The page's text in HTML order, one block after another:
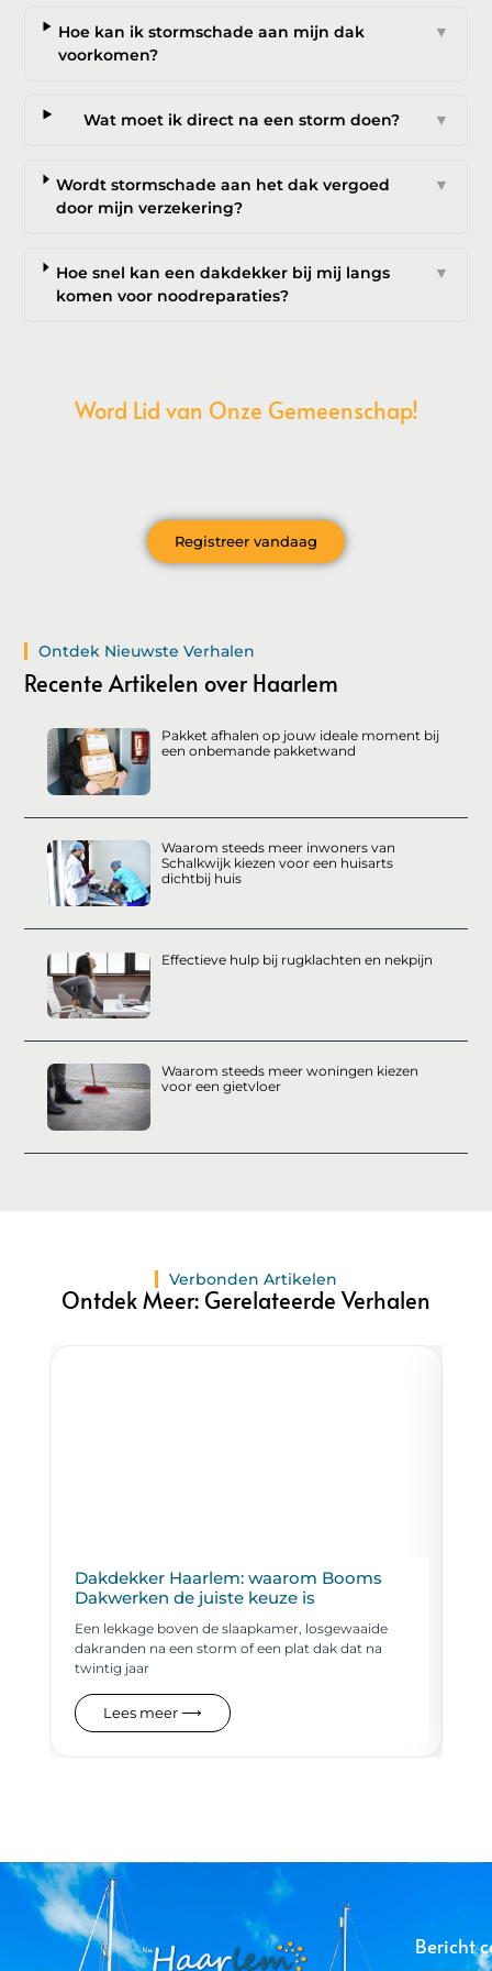
Hoe kan ik stormschade aan mijn dak
voorkomen?
▼
Wat moet ik direct na een storm doen? ▼
Wordt stormschade aan het dak vergoed
door mijn verzekering?
▼
Hoe snel kan een dakdekker bij mij langs
komen voor noodreparaties?
▼
Word Lid van Onze Gemeenschap!
Registreer vandaag
Ontdek Nieuwste Verhalen
Recente Artikelen over Haarlem
Pakket afhalen op jouw ideale moment bij
een onbemande pakketwand
Waarom steeds meer inwoners van
Schalkwijk kiezen voor een huisarts
dichtbij huis
Effectieve hulp bij rugklachten en nekpijn
Waarom steeds meer woningen kiezen
voor een gietvloer
Verbonden Artikelen
Ontdek Meer: Gerelateerde Verhalen
Dakdekker Haarlem: waarom Booms
Dakwerken de juiste keuze is
Een lekkage boven de slaapkamer, losgewaaide
dakranden na een storm of een plat dak dat na
twintig jaar
Lees meer ⟶
Bericht